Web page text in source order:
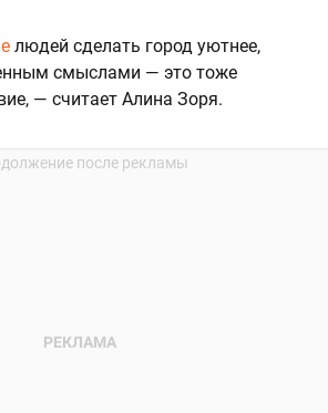
людей сделать город уютнее,
смыслами — это тоже
— считает Алина Зоря.